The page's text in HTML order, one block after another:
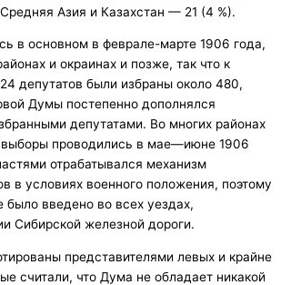
Азия и Казахстан — 21 (4 %).
в основном в феврале-марте 1906 года,
и окраинах и позже, так что к
депутатов были избраны около 480,
Думы постепенно дополнялся
депутатами. Во многих районах
проводились в мае—июне 1906
отрабатывался механизм
в условиях военного положения, поэтому
было введено во всех уездах,
Сибирской железной дороги.
представителями левых и крайне
считали, что Дума не обладает никакой